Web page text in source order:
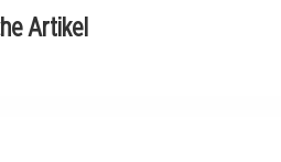
Artikel
Männer in Grüsch